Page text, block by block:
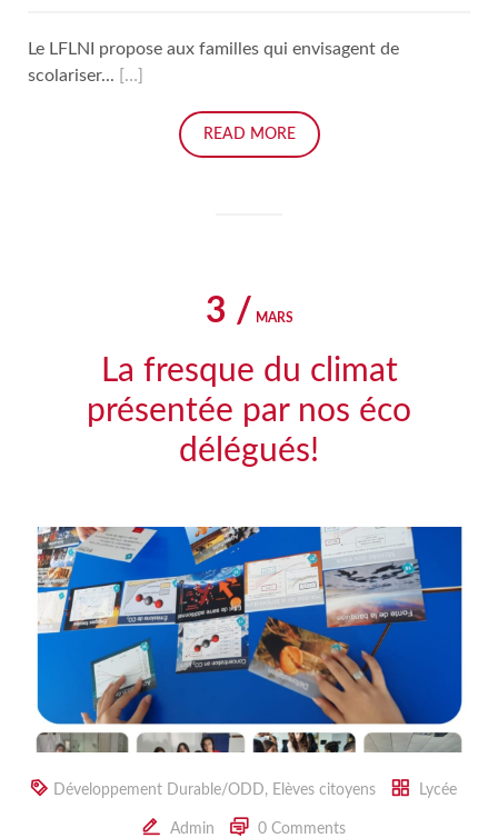
Le LFLNI propose aux familles qui envisagent de
scolariser...
[…]
READ MORE
3 / MARS
La fresque du climat
présentée par nos éco
délégués!
Développement Durable/ODD, Elèves citoyens Lycée
Admin 0 Comments